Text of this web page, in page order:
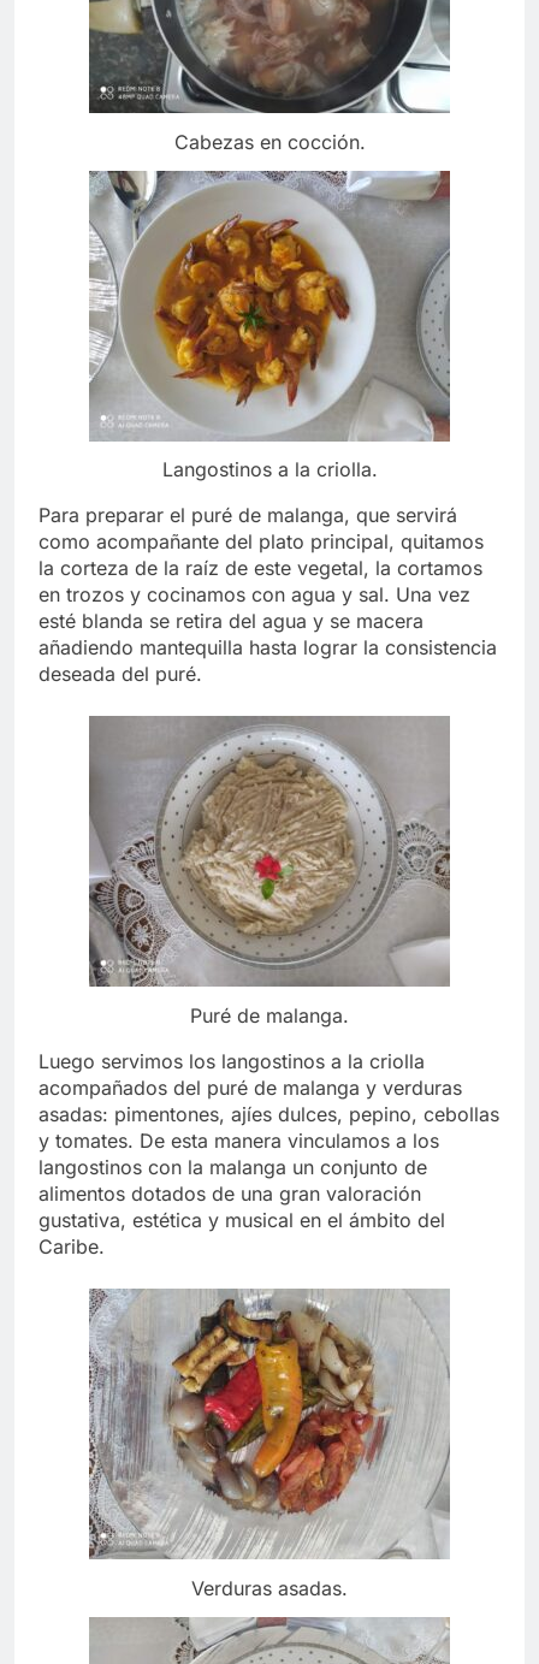
Cabezas en cocción.
Langostinos a la criolla.
Para preparar el puré de malanga, que servirá
como acompañante del plato principal, quitamos
la corteza de la raíz de este vegetal, la cortamos
en trozos y cocinamos con agua y sal. Una vez
esté blanda se retira del agua y se macera
añadiendo mantequilla hasta lograr la consistencia
deseada del puré.
Puré de malanga.
Luego servimos los langostinos a la criolla
acompañados del puré de malanga y verduras
asadas: pimentones, ajíes dulces, pepino, cebollas
y tomates. De esta manera vinculamos a los
langostinos con la malanga un conjunto de
alimentos dotados de una gran valoración
gustativa, estética y musical en el ámbito del
Caribe.
Verduras asadas.